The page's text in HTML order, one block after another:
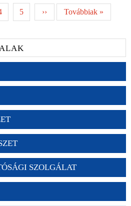
5 ›› Továbbiak »
SZOLGÁLAT